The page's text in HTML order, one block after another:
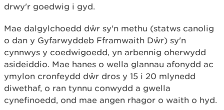
drwy'r goedwig i gyd.
Mae dalgylchoedd dŵr sy'n methu (statws canolig
o dan y Gyfarwyddeb Fframwaith Dŵr) sy'n
cynnwys y coedwigoedd, yn arbennig oherwydd
asideiddio. Mae hanes o wella glannau afonydd ac
ymylon cronfeydd dŵr dros y 15 i 20 mlynedd
diwethaf, o ran tynnu conwydd a gwella
cynefinoedd, ond mae angen rhagor o waith o hyd.